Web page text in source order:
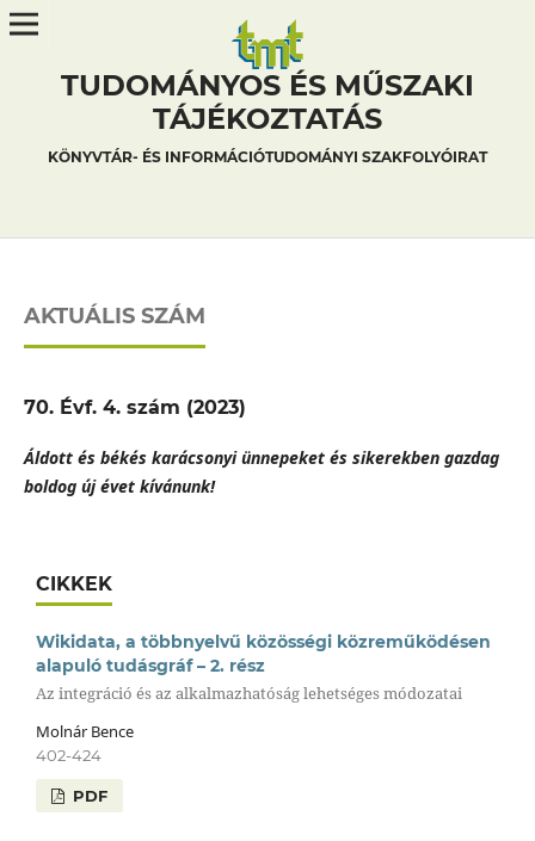
TUDOMÁNYOS ÉS MŰSZAKI
TÁJÉKOZTATÁS
KÖNYVTÁR- ÉS INFORMÁCIÓTUDOMÁNYI SZAKFOLYÓIRAT
AKTUÁLIS SZÁM
70. Évf. 4. szám (2023)
Áldott és békés karácsonyi ünnepeket és sikerekben gazdag
boldog új évet kívánunk!
CIKKEK
Wikidata, a többnyelvű közösségi közreműködésen
alapuló tudásgráf – 2. rész
Az integráció és az alkalmazhatóság lehetséges módozatai
Molnár Bence
402-424
PDF